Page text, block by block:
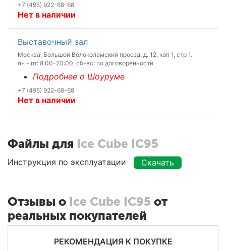
+7 (495) 922-68-68
Нет в наличии
Выставочный зал
Москва, Большой Волоколамский проезд, д. 12, коп 1, стр 1.
пн - пт: 8:00–20:00, сб-вс: по договоренности
Подробнее о Шоуруме
+7 (495) 922-68-68
Нет в наличии
Файлы для Ice Cube IC95
Инструкция по эксплуатации Скачать
Отзывы о Ice Cube IC95 от
реальных покупателей
РЕКОМЕНДАЦИЯ К ПОКУПКЕ